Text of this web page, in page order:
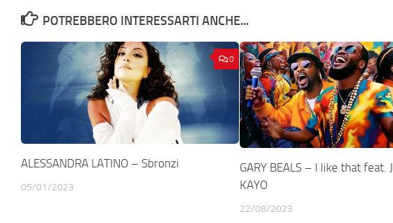
POTREBBERO INTERESSARTI ANCHE...
0
ALESSANDRA LATINO – Sbronzi
05/01/2023
GARY BEALS – I like that feat.
KAYO
22/08/2023